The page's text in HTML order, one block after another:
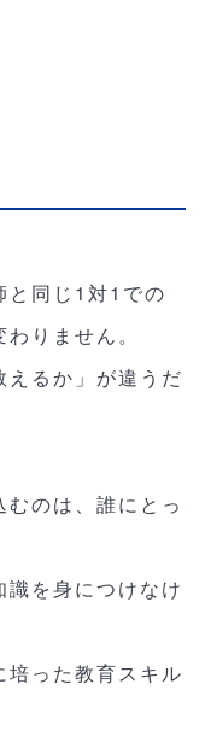
と同じ1対1での
りません。
るか」が違うだ
のは、誰にとっ
を身につけなけ
った教育スキル